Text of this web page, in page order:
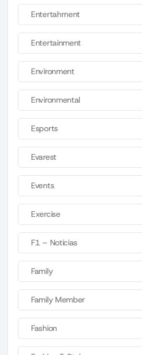
Entertahrnent
Entertainment
Environment
Environmental
Esports
Evarest
Events
Exercise
F1 – Noticias
Family
Family Member
Fashion